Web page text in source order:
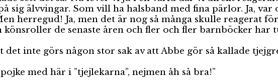
älvvingar. Som vill ha halsband med fina pärlor. Ja, var
herregud! Ja, men det är nog så många skulle reagerat
de senaste åren och fler och fler barnböcker har
inte görs någon stor sak av att Abbe gör så kallade
med här i ”tjejlekarna”, nejmen åh så bra!”